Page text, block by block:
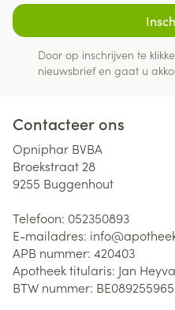
Door op inschrijven te
nieuwsbrief en gaat u
Contacteer ons
Opniphar BVBA
Broekstraat 28
9255 Buggenhout
Telefoon: 052350893
E-mailadres: info@
APB nummer: 420403
Apotheek titularis: Jan
BTW nummer: